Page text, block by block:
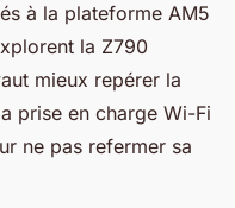
à la plateforme AM5
la Z790
mieux repérer la
prise en charge Wi-Fi
ne pas refermer sa